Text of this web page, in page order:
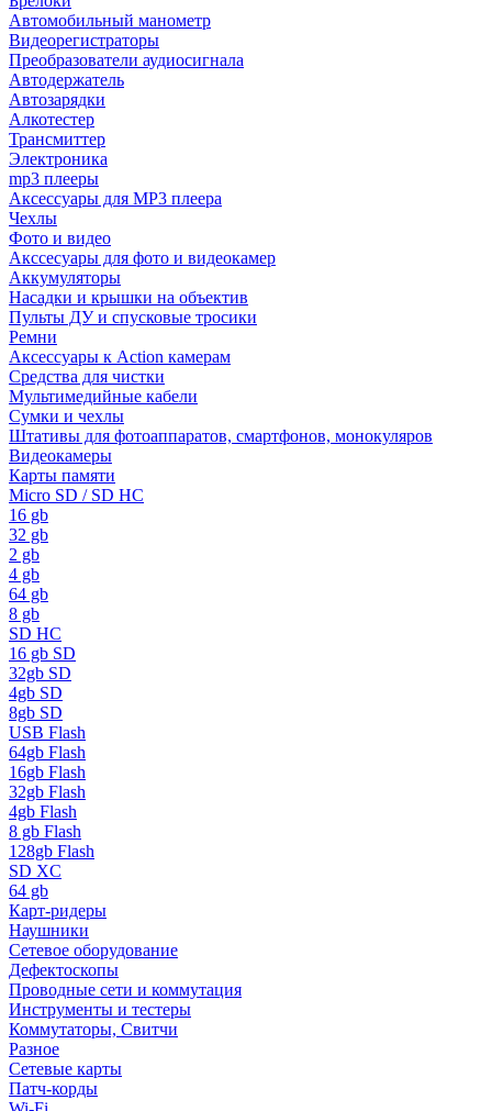
Автомобильный манометр
Видеорегистраторы
Преобразователи аудиосигнала
Автодержатель
Автозарядки
Алкотестер
Трансмиттер
Электроника
mp3 плееры
Аксессуары для MP3 плеера
Чехлы
Фото и видео
Акссесуары для фото и видеокамер
Аккумуляторы
Насадки и крышки на объектив
Пульты ДУ и спусковые тросики
Ремни
Аксессуары к Action камерам
Средства для чистки
Мультимедийные кабели
Сумки и чехлы
Штативы для фотоаппаратов, смартфонов, монокуляров
Видеокамеры
Карты памяти
Micro SD / SD HC
16 gb
32 gb
2 gb
4 gb
64 gb
8 gb
SD HC
16 gb SD
32gb SD
4gb SD
8gb SD
USB Flash
64gb Flash
16gb Flash
32gb Flash
4gb Flash
8 gb Flash
128gb Flash
SD XC
64 gb
Карт-ридеры
Наушники
Сетевое оборудование
Дефектоскопы
Проводные сети и коммутация
Инструменты и тестеры
Коммутаторы, Свитчи
Разное
Сетевые карты
Патч-корды